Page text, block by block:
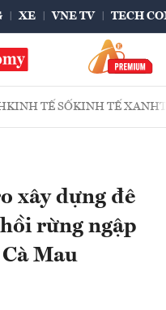
XE VNE TV TECH
KINH TẾ SỐKINH TẾ XANH
xây dựng đê
rừng ngập
Mau